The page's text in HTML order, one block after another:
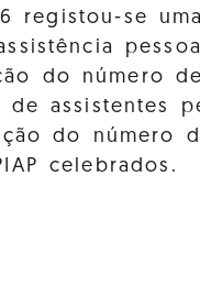
registou-se
do número
assistentes
do número
celebrados.